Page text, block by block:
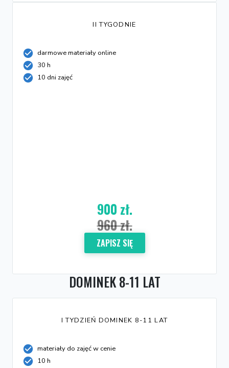
II TYGODNIE
darmowe materiały online
30 h
10 dni zajęć
900 zł.
960 zł.
ZAPISZ SIĘ
DOMINEK 8-11 LAT
I TYDZIEŃ DOMINEK 8-11 LAT
materiały do zajęć w cenie
10 h